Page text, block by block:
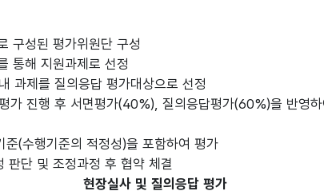
구성된 평가위원단 구성
통해 지원과제로 선정
제를 질의응답 평가대상으로 선정
진행 후 서면평가(40%), 질의응답평가(60%)을 반영하
(수행기준의 적정성)을 포함하여 평가
단 및 조정과정 후 협약 체결
현장실사 및 질의응답 평가